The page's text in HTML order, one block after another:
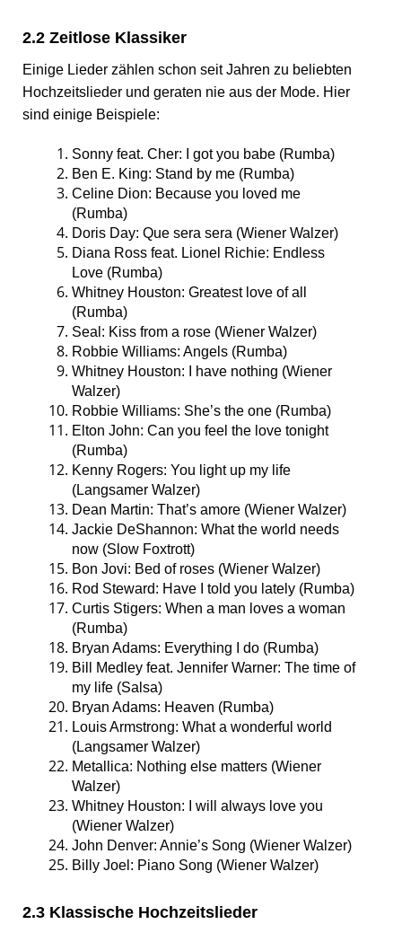
2.2 Zeitlose Klassiker
Einige Lieder zählen schon seit Jahren zu beliebten
Hochzeitslieder und geraten nie aus der Mode. Hier
sind einige Beispiele:
Sonny feat. Cher: I got you babe (Rumba)
Ben E. King: Stand by me (Rumba)
Celine Dion: Because you loved me
(Rumba)
Doris Day: Que sera sera (Wiener Walzer)
Diana Ross feat. Lionel Richie: Endless
Love (Rumba)
Whitney Houston: Greatest love of all
(Rumba)
Seal: Kiss from a rose (Wiener Walzer)
Robbie Williams: Angels (Rumba)
Whitney Houston: I have nothing (Wiener
Walzer)
Robbie Williams: She’s the one (Rumba)
Elton John: Can you feel the love tonight
(Rumba)
Kenny Rogers: You light up my life
(Langsamer Walzer)
Dean Martin: That’s amore (Wiener Walzer)
Jackie DeShannon: What the world needs
now (Slow Foxtrott)
Bon Jovi: Bed of roses (Wiener Walzer)
Rod Steward: Have I told you lately (Rumba)
Curtis Stigers: When a man loves a woman
(Rumba)
Bryan Adams: Everything I do (Rumba)
Bill Medley feat. Jennifer Warner: The time of
my life (Salsa)
Bryan Adams: Heaven (Rumba)
Louis Armstrong: What a wonderful world
(Langsamer Walzer)
Metallica: Nothing else matters (Wiener
Walzer)
Whitney Houston: I will always love you
(Wiener Walzer)
John Denver: Annie’s Song (Wiener Walzer)
Billy Joel: Piano Song (Wiener Walzer)
2.3 Klassische Hochzeitslieder